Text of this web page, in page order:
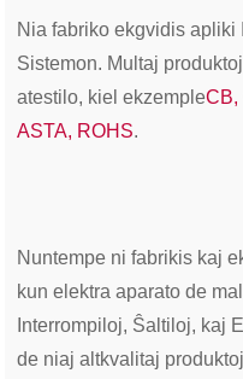
Nia fabriko ekgvidis
Sistemon. Multaj
atestilo, kiel ekzempleCB,
ASTA, ROHS.
Nuntempe ni fabrikis kaj
kun elektra aparato de
Interrompiloj, Ŝaltiloj, kaj
de niaj altkvalitaj